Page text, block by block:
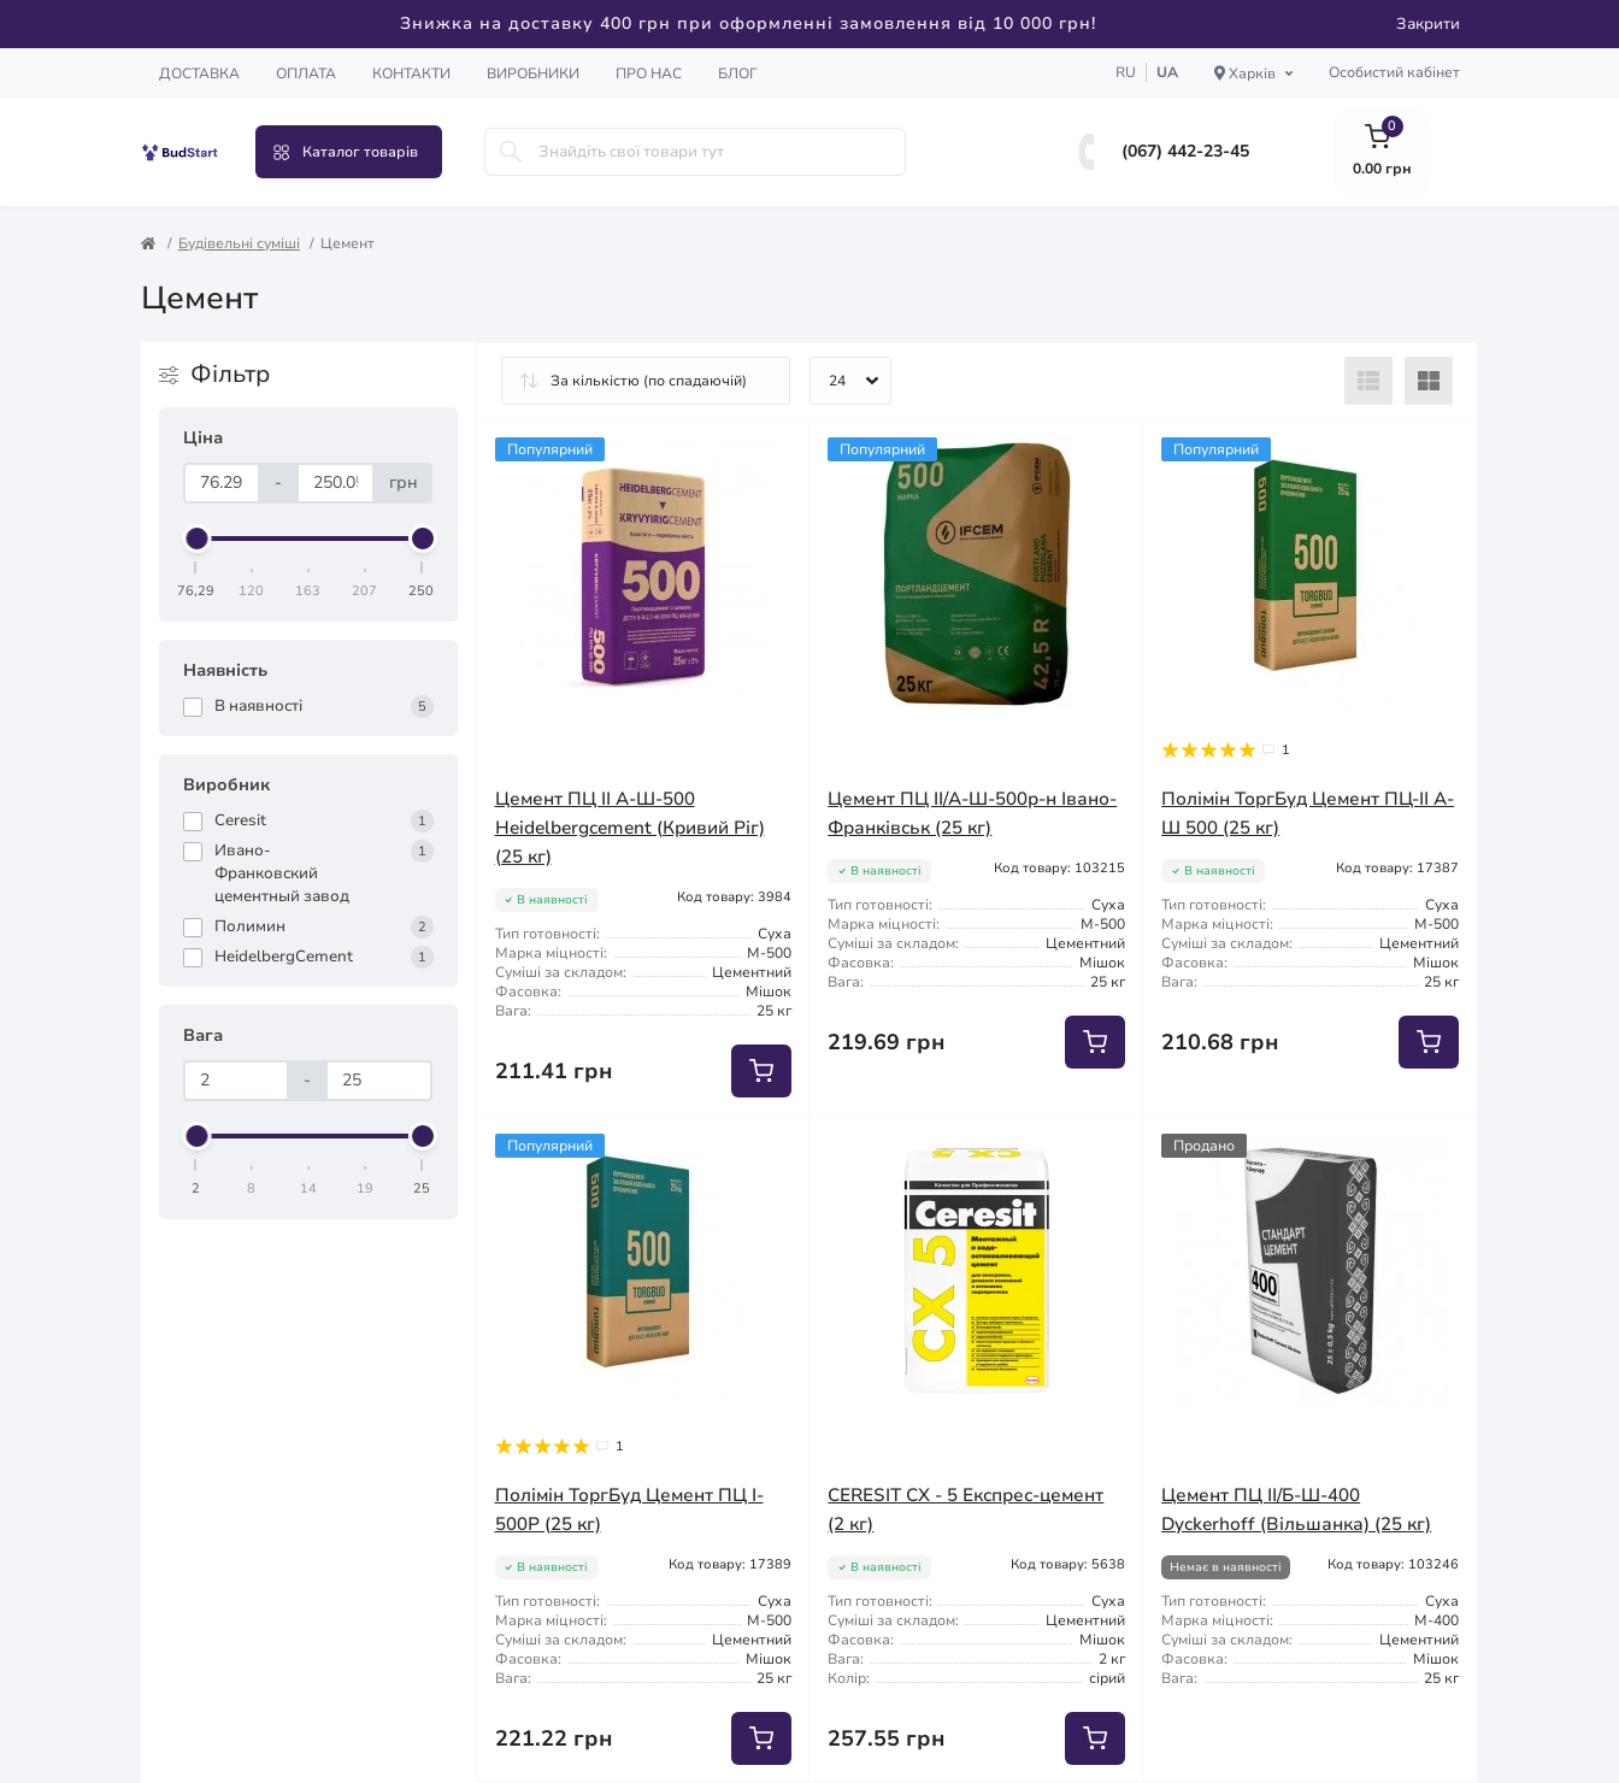
Знижка на доставку 400 грн при оформленні замовлення від 10 000 грн! Закрити
ДОСТАВКА ОПЛАТА КОНТАКТИ ВИРОБНИКИ ПРО НАС БЛОГ RU UA Харків Особистий кабінет
Каталог товарів (067) 442-23-45
0
0.00 грн
Будівельні суміші Цемент
Цемент
Фільтр
Ціна
-
грн
76,29 120 163 207 250
Наявність
В наявності 5
Виробник
Ceresit 1
Ивано-
Франковский
цементный завод
1
Полимин 2
HeidelbergCement 1
Вага
-
2 8 14 19 25
Популярний
Цемент ПЦ II А-Ш-500
Heidelbergcement (Кривий Ріг)
(25 кг)
В наявності Код товару: 3984
Тип готовності:
Суха
Марка міцності:
М-500
Суміші за складом:
Цементний
Фасовка:
Мішок
Вага:
25 кг
211.41 грн
Популярний
Цемент ПЦ ІІ/А-Ш-500р-н Івано-
Франківськ (25 кг)
В наявності Код товару: 103215
Тип готовності:
Суха
Марка міцності:
М-500
Суміші за складом:
Цементний
Фасовка:
Мішок
Вага:
25 кг
219.69 грн
Популярний
1
Полімін ТоргБуд Цемент ПЦ-ІІ А-
Ш 500 (25 кг)
В наявності Код товару: 17387
Тип готовності:
Суха
Марка міцності:
М-500
Суміші за складом:
Цементний
Фасовка:
Мішок
Вага:
25 кг
210.68 грн
Популярний
1
Полімін ТоргБуд Цемент ПЦ I-
500Р (25 кг)
В наявності Код товару: 17389
Тип готовності:
Суха
Марка міцності:
М-500
Суміші за складом:
Цементний
Фасовка:
Мішок
Вага:
25 кг
221.22 грн
CERESIT CX - 5 Експрес-цемент
(2 кг)
В наявності Код товару: 5638
Тип готовності:
Суха
Суміші за складом:
Цементний
Фасовка:
Мішок
Вага:
2 кг
Колір:
сірий
257.55 грн
Продано
Цемент ПЦ ІІ/Б-Ш-400
Dyckerhoff (Вільшанка) (25 кг)
Немає в наявності Код товару: 103246
Тип готовності:
Суха
Марка міцності:
М-400
Суміші за складом:
Цементний
Фасовка:
Мішок
Вага:
25 кг